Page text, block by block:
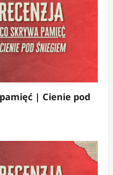
pamięć | Cienie pod